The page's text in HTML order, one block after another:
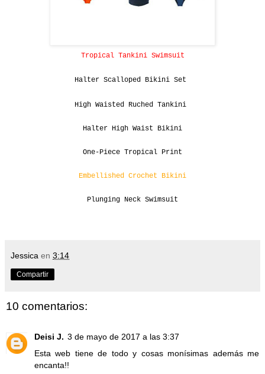
Tropical Tankini Swimsuit
Halter Scalloped Bikini Set
High Waisted Ruched Tankini
Halter High Waist Bikini
One-Piece Tropical Print
Embellished Crochet Bikini
Plunging Neck Swimsuit
Jessica en 3:14
Compartir
10 comentarios:
Deisi J. 3 de mayo de 2017 a las 3:37
Esta web tiene de todo y cosas monísimas además me
encanta!!